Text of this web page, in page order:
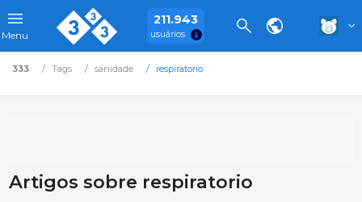
Menu
211.943
usuários
333 Tags sanidade respiratorio
Artigos sobre respiratorio